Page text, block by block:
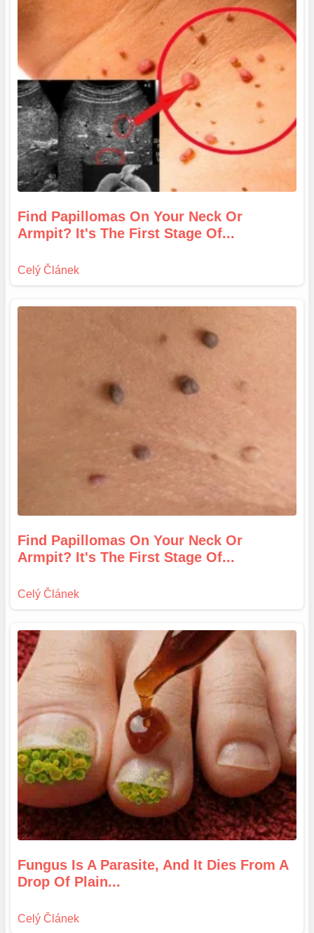
Find Papillomas On Your Neck Or
Armpit? It's The First Stage Of...
Find Papillomas On Your Neck Or
Armpit? It's The First Stage Of...
Fungus Is A Parasite, And It Dies From A
Drop Of Plain...